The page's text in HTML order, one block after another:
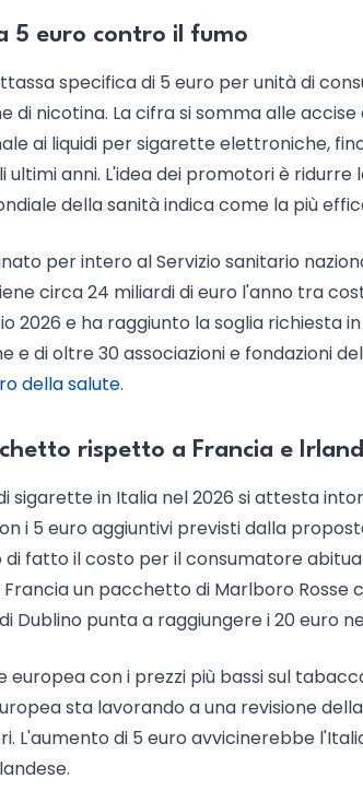
5 euro contro il fumo
specifica di 5 euro per unità di
di nicotina. La cifra si somma alle
ai liquidi per sigarette elettroniche,
anni. L'idea dei promotori è
della sanità indica come la più
per intero al Servizio sanitario
circa 24 miliardi di euro l'anno tra
2026 e ha raggiunto la soglia richiesta
e di oltre 30 associazioni e fondazioni
della salute.
rispetto a Francia e
sigarette in Italia nel 2026 si attesta
i 5 euro aggiuntivi previsti dalla
fatto il costo per il consumatore
un pacchetto di Marlboro Rosse
Dublino punta a raggiungere i 20 euro
europea con i prezzi più bassi sul
sta lavorando a una revisione
L'aumento di 5 euro avvicinerebbe